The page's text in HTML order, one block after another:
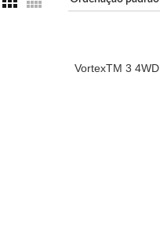
VortexTM 3 4WD